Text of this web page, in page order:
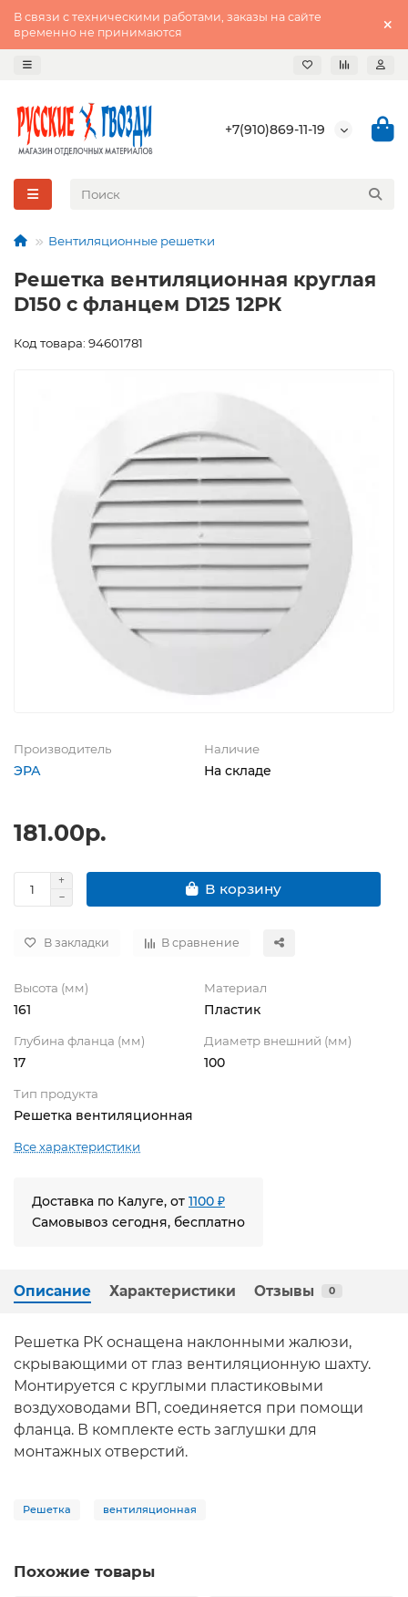
В связи с техническими работами, заказы на сайте
временно не принимаются
+7(910)869-11-19
Вентиляционные решетки
Решетка вентиляционная круглая
D150 с фланцем D125 12РК
Код товара: 94601781
Производитель
ЭРА
Наличие
На складе
181.00р.
В корзину
В закладки В сравнение
Высота (мм)
161
Материал
Пластик
Глубина фланца (мм)
17
Диаметр внешний (мм)
100
Тип продукта
Решетка вентиляционная
Все характеристики
Доставка по Калуге, от 1100 ₽
Самовывоз сегодня, бесплатно
Описание Характеристики Отзывы 0
Решетка РК оснащена наклонными жалюзи,
скрывающими от глаз вентиляционную шахту.
Монтируется с круглыми пластиковыми
воздуховодами ВП, соединяется при помощи
фланца. В комплекте есть заглушки для
монтажных отверстий.
Решетка вентиляционная
Похожие товары